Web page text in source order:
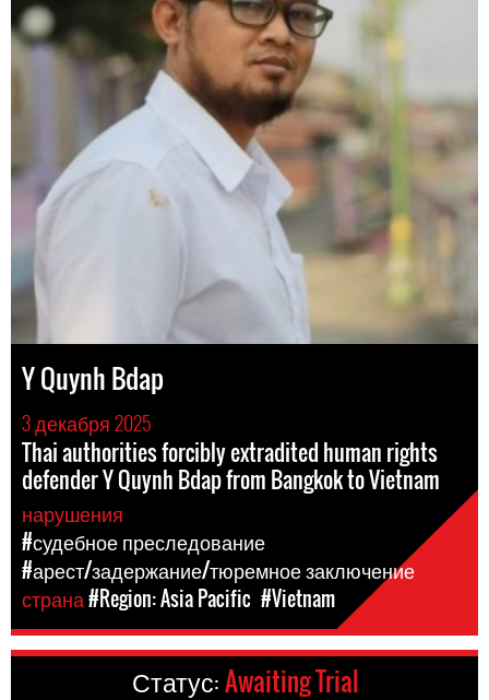
Y Quynh Bdap
3 декабря 2025
Thai authorities forcibly extradited human rights
defender Y Quynh Bdap from Bangkok to Vietnam
нарушения
#судебное преследование
#арест/задержание/тюремное заключение
страна#Region: Asia Pacific #Vietnam
Статус:Awaiting Trial